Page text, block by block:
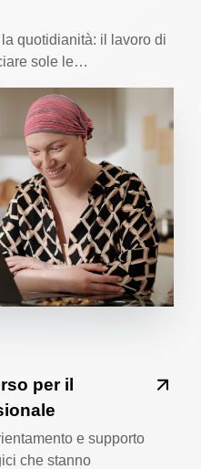
quotidianità: il lavoro di
sole le…
per il
e supporto
che stanno